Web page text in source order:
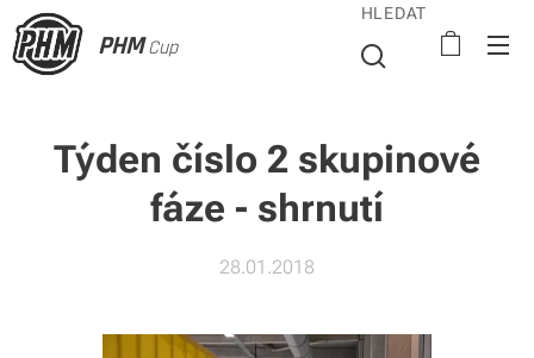
PHMCup
HLEDAT
Týden číslo 2 skupinové
fáze - shrnutí
28.01.2018